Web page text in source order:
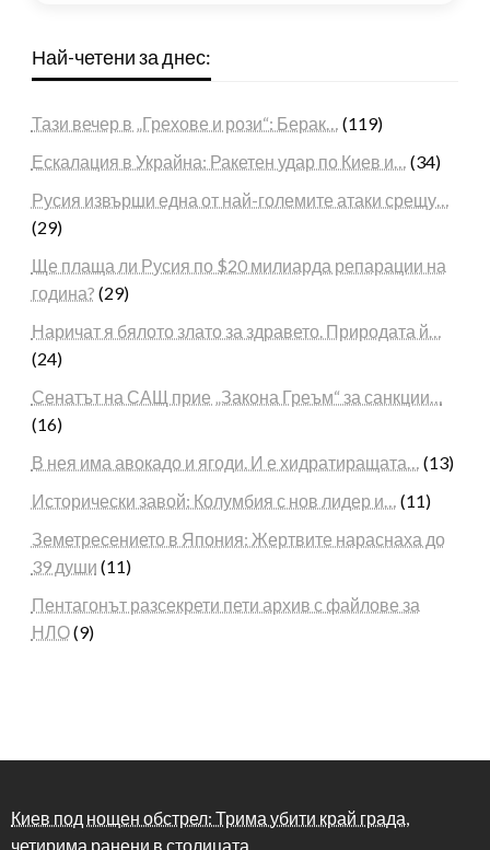
Най-четени за днес:
Тази вечер в „Грехове и рози“: Берак… (119)
Ескалация в Украйна: Ракетен удар по Киев и… (34)
Русия извърши една от най-големите атаки срещу…
(29)
Ще плаща ли Русия по $20 милиарда репарации на
година? (29)
Наричат я бялото злато за здравето. Природата й…
(24)
Сенатът на САЩ прие „Закона Греъм“ за санкции…
(16)
В нея има авокадо и ягоди. И е хидратиращата… (13)
Исторически завой: Колумбия с нов лидер и… (11)
Земетресението в Япония: Жертвите нараснаха до
39 души (11)
Пентагонът разсекрети пети архив с файлове за
НЛО(9)
Киев под нощен обстрел: Трима убити край града,
четирима ранени в столицата